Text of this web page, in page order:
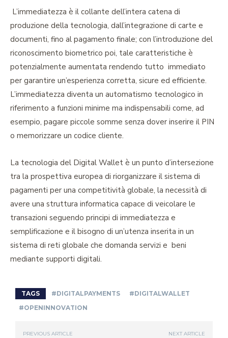
L’immediatezza è il collante dell’intera catena di
produzione della tecnologia, dall’integrazione di carte e
documenti, fino al pagamento finale; con l’introduzione del
riconoscimento biometrico poi, tale caratteristiche è
potenzialmente aumentata rendendo tutto immediato
per garantire un’esperienza corretta, sicure ed efficiente.
L’immediatezza diventa un automatismo tecnologico in
riferimento a funzioni minime ma indispensabili come, ad
esempio, pagare piccole somme senza dover inserire il PIN
o memorizzare un codice cliente.
La tecnologia del Digital Wallet è un punto d’intersezione
tra la prospettiva europea di riorganizzare il sistema di
pagamenti per una competitività globale, la necessità di
avere una struttura informatica capace di veicolare le
transazioni seguendo principi di immediatezza e
semplificazione e il bisogno di un’utenza inserita in un
sistema di reti globale che domanda servizi e beni
mediante supporti digitali.
TAGS #DIGITALPAYMENTS
#DIGITALWALLET
#OPENINNOVATION
PREVIOUS ARTICLE NEXT ARTICLE